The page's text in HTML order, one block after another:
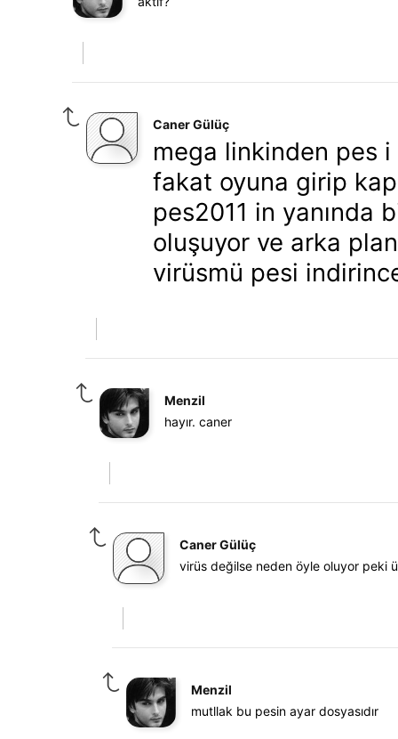
Caner Gülüç
mega linkinden pes i
fakat oyuna girip
pes2011 in yanında
oluşuyor ve arka
virüsmü pesi
Menzil
hayır. caner
Caner Gülüç
virüs değilse neden öyle oluyor peki
Menzil
mutllak bu pesin ayar dosyasıdır